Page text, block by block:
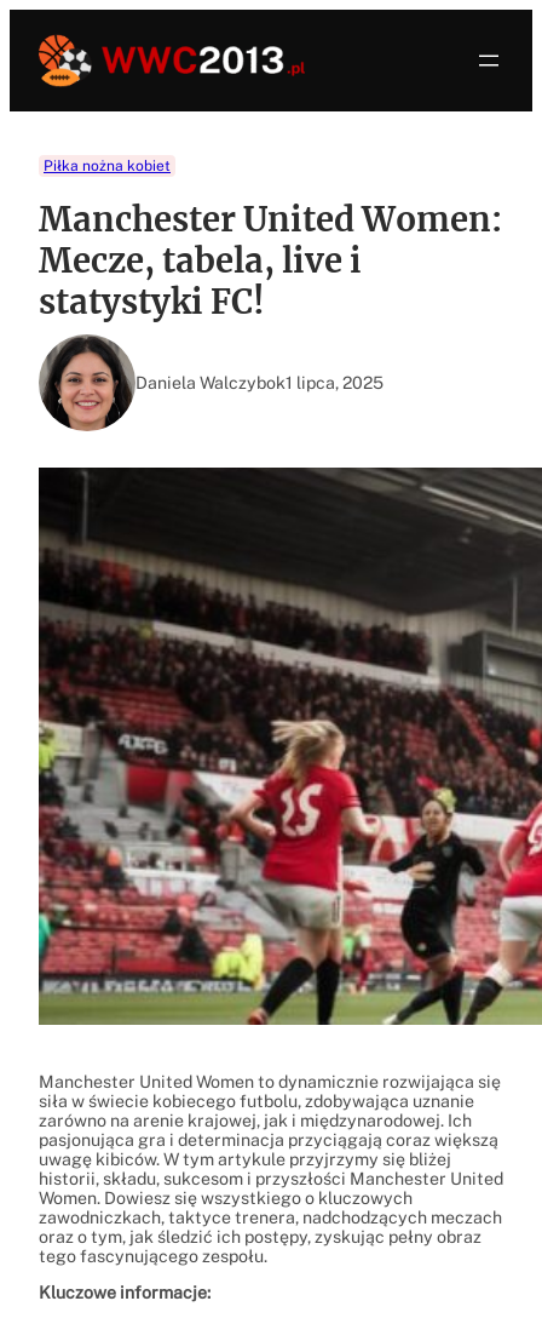
treści
Piłka nożna kobiet
Manchester United Women:
Mecze, tabela, live i
statystyki FC!
Daniela Walczybok1 lipca, 2025
Manchester United Women to dynamicznie rozwijająca się
siła w świecie kobiecego futbolu, zdobywająca uznanie
zarówno na arenie krajowej, jak i międzynarodowej. Ich
pasjonująca gra i determinacja przyciągają coraz większą
uwagę kibiców. W tym artykule przyjrzymy się bliżej
historii, składu, sukcesom i przyszłości Manchester United
Women. Dowiesz się wszystkiego o kluczowych
zawodniczkach, taktyce trenera, nadchodzących meczach
oraz o tym, jak śledzić ich postępy, zyskując pełny obraz
tego fascynującego zespołu.
Kluczowe informacje: